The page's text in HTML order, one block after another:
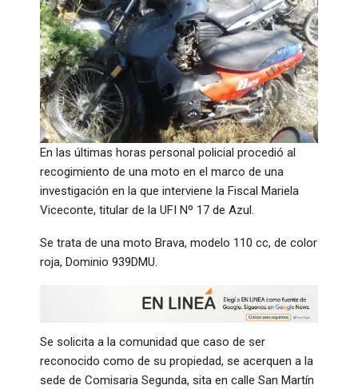
En las últimas horas personal policial procedió al
recogimiento de una moto en el marco de una
investigación en la que interviene la Fiscal Mariela
Viceconte, titular de la UFI Nº 17 de Azul.
Se trata de una moto Brava, modelo 110 cc, de color
roja, Dominio 939DMU.
Se solicita a la comunidad que caso de ser
reconocido como de su propiedad, se acerquen a la
sede de Comisaria Segunda, sita en calle San Martín